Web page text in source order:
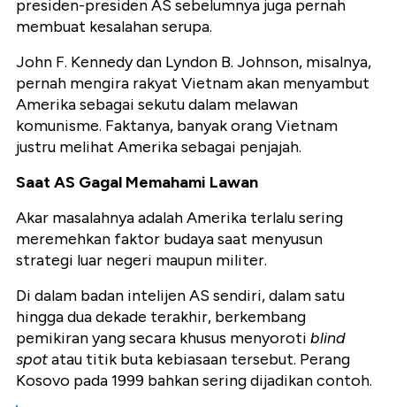
presiden-presiden AS sebelumnya juga pernah
membuat kesalahan serupa.
John F. Kennedy dan Lyndon B. Johnson, misalnya,
pernah mengira rakyat Vietnam akan menyambut
Amerika sebagai sekutu dalam melawan
komunisme. Faktanya, banyak orang Vietnam
justru melihat Amerika sebagai penjajah.
Saat AS Gagal Memahami Lawan
Akar masalahnya adalah Amerika terlalu sering
meremehkan faktor budaya saat menyusun
strategi luar negeri maupun militer.
Di dalam badan intelijen AS sendiri, dalam satu
hingga dua dekade terakhir, berkembang
pemikiran yang secara khusus menyoroti blind
spotatau titik buta kebiasaan tersebut. Perang
Kosovo pada 1999 bahkan sering dijadikan contoh.